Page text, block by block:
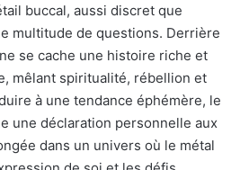
buccal, aussi discret que
multitude de questions. Derrière
se cache une histoire riche et
mêlant spiritualité, rébellion et
à une tendance éphémère, le
une déclaration personnelle aux
dans un univers où le métal